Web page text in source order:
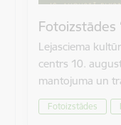
Fotoizstādes
Lejasciema
centrs 10.
mantojuma un
Fotoizstādes